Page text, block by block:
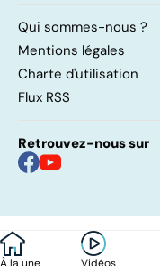
À la une Vidéos
Qui sommes-nous ?
Mentions légales
Charte d'utilisation
Flux RSS
Retrouvez-nous sur